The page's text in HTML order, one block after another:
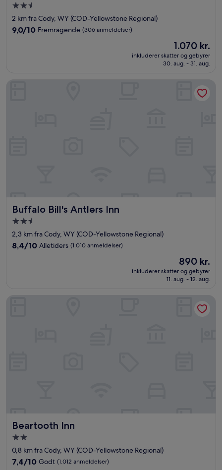
2.5-
stjernet
overnatningssted
2 km fra Cody, WY (COD-Yellowstone Regional)
9.0
anmeldelser)
9,0/10 Fremragende (306 anmeldelser)
Prisen
1.070 kr.
1.070 kr.
inkluderer skatter og gebyrer
30. aug. - 31. aug.
Buffalo Bill's Antlers Inn
Buffalo Bill's Antlers Inn
2.5-
stjernet
overnatningssted
2,3 km fra Cody, WY (COD-Yellowstone Regional)
8.4
anmeldelser)
8,4/10 Alletiders (1.010 anmeldelser)
Prisen
er
890 kr.
890 kr.
inkluderer skatter og gebyrer
11. aug. - 12. aug.
Buffalo Bill's Antlers Inn
Beartooth Inn
Beartooth Inn
2.0-
stjernet
overnatningssted
0,8 km fra Cody, WY (COD-Yellowstone Regional)
7.4
7,4/10 Godt (1.012 anmeldelser)